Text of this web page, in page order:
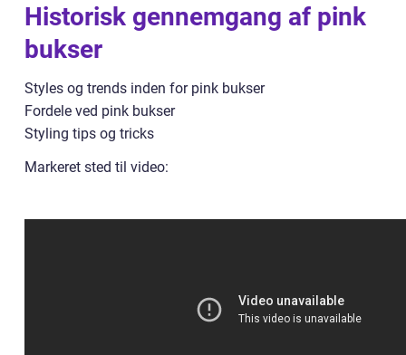
Historisk gennemgang af pink
bukser
Styles og trends inden for pink bukser
Fordele ved pink bukser
Styling tips og tricks
Markeret sted til video: